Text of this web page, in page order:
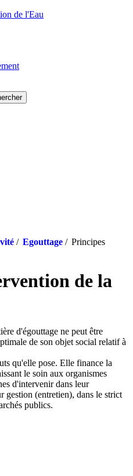
de l'Eau
/ Egouttage / Principes
de la
d'égouttage ne peut être
de son objet social relatif à
qu'elle pose. Elle finance la
le soin aux organismes
d'intervenir dans leur
gestion (entretien), dans le strict
publics.